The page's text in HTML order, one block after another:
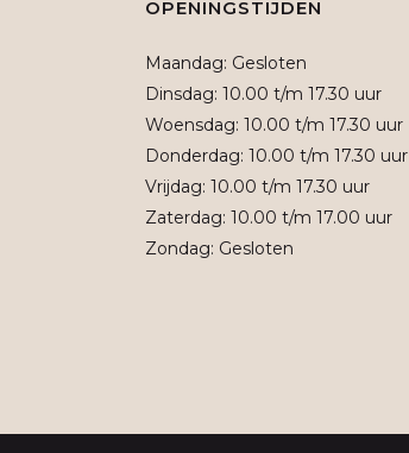
OPENINGSTIJDEN
Maandag: Gesloten
Dinsdag: 10.00 t/m 17.30 uur
Woensdag: 10.00 t/m 17.30 uur
Donderdag: 10.00 t/m 17.30 uur
Vrijdag: 10.00 t/m 17.30 uur
Zaterdag: 10.00 t/m 17.00 uur
Zondag: Gesloten